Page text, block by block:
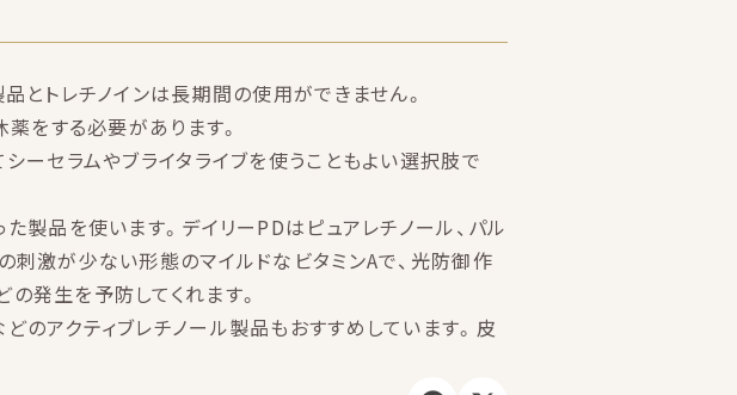
とトレチノインは長期間の使用ができません。
をする必要があります。
ーセラムやブライタライブを使うこともよい選択肢で
製品を使います。デイリーPDはピュアレチノール、パル
刺激が少ない形態のマイルドなビタミンAで、光防御作
発生を予防してくれます。
のアクティブレチノール製品もおすすめしています。皮